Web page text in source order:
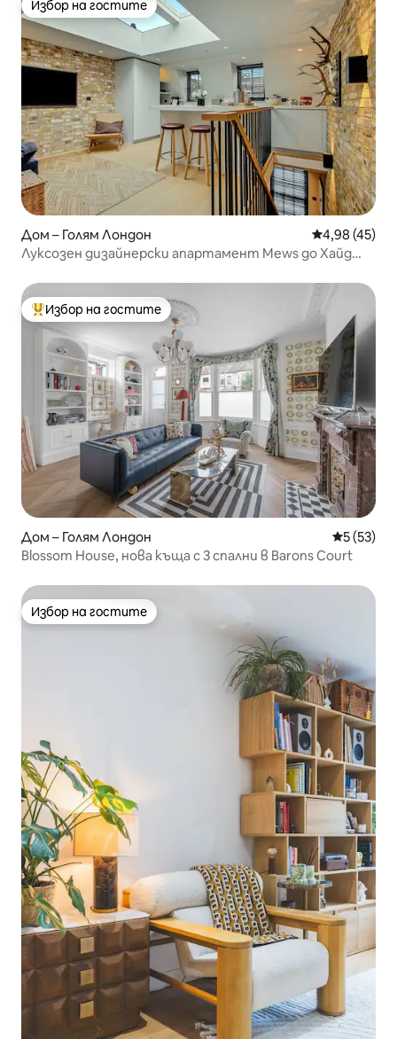
Избор на гостите
Избор на гостите
Дом – Голям Лондон Средна
4,98 (45)
Луксозен дизайнерски апартамент Mews до Хайд
Най-популярен избор на гостите
Избор на гостите
Дом – Голям Лондон Средна
5 (53)
Blossom House, нова къща с 3 спални в Barons Court
Избор на гостите
Избор на гостите